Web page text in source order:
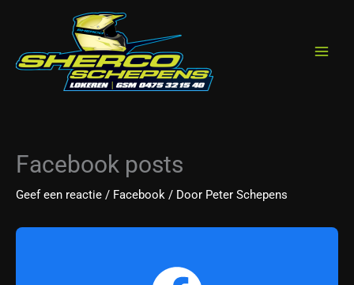
inhoud
Facebook posts
Geef een reactie / Facebook / Door Peter Schepens